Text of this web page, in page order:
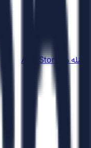
حمّله من App Store